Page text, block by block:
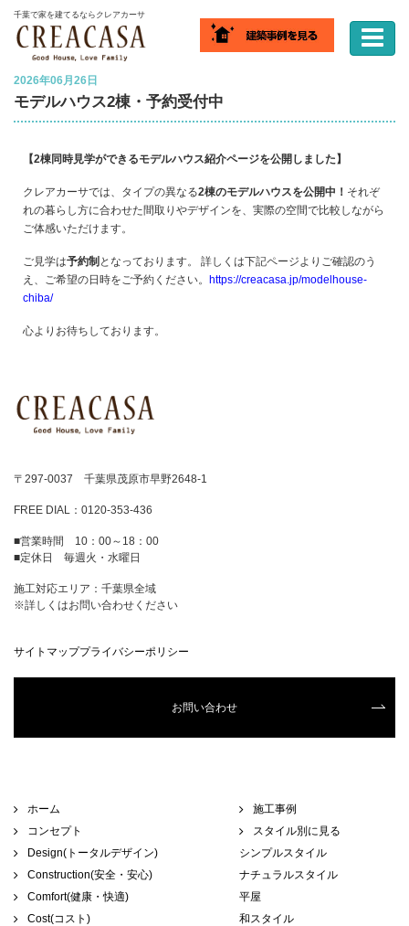
千葉で家を建てるならクレアカーサ
ホーム
2026年06月26日
モデルハウス2棟・予約受付中
【2棟同時見学ができるモデルハウス紹介ページを公開しました】
クレアカーサでは、タイプの異なる2棟のモデルハウスを公開中！ それぞ
れの暮らし方に合わせた間取りやデザインを、実際の空間で比較しながら
ご体感いただけます。
ご見学は予約制 となっております。 詳しくは下記ページよりご確認のう
え、ご希望の日時をご予約ください。 https://creacasa.jp/modelhouse-
chiba/
心よりお待ちしております。
〒297-0037 千葉県茂原市早野2648-1
FREE DIAL：0120-353-436
■営業時間 10：00～18：00
■定休日 毎週火・水曜日
施工対応エリア：千葉県全域
※詳しくはお問い合わせください
サイトマッププライバシーポリシー
お問い合わせ
ホーム
コンセプト
Design(トータルデザイン)
Construction(安全・安心)
Comfort(健康・快適)
Cost(コスト)
施工事例
スタイル別に見る
シンプルスタイル
ナチュラルスタイル
平屋
和スタイル